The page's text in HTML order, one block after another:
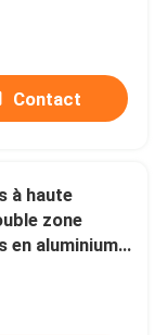
Contact
à haute
zone
en aluminium